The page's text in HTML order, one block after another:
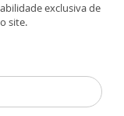
exclusiva de
site.